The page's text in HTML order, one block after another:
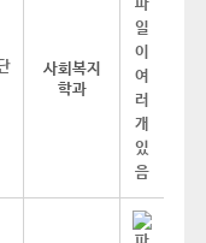
사회복지
학과